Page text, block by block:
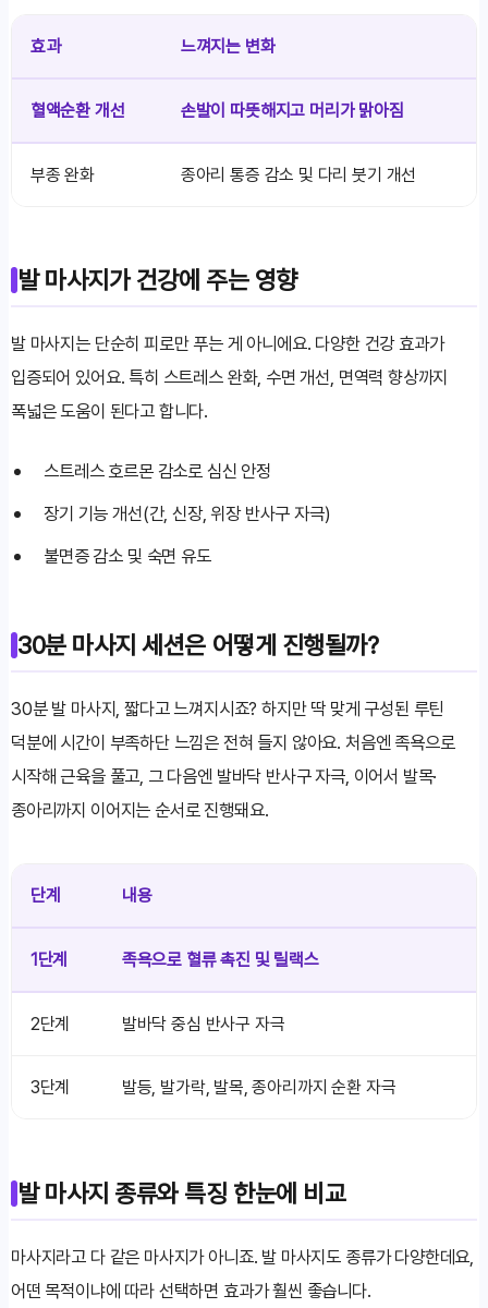
효과 느껴지는 변화
혈액순환 개선 손발이 따뜻해지고 머리가 맑아짐
부종 완화 종아리 통증 감소 및 다리 붓기 개선
발 마사지가 건강에 주는 영향
발 마사지는 단순히 피로만 푸는 게 아니에요. 다양한 건강 효과가
입증되어 있어요. 특히 스트레스 완화, 수면 개선, 면역력 향상까지
폭넓은 도움이 된다고 합니다.
스트레스 호르몬 감소로 심신 안정
장기 기능 개선(간, 신장, 위장 반사구 자극)
불면증 감소 및 숙면 유도
30분 마사지 세션은 어떻게 진행될까?
30분 발 마사지, 짧다고 느껴지시죠? 하지만 딱 맞게 구성된 루틴
덕분에 시간이 부족하단 느낌은 전혀 들지 않아요. 처음엔 족욕으로
시작해 근육을 풀고, 그 다음엔 발바닥 반사구 자극, 이어서 발목·
종아리까지 이어지는 순서로 진행돼요.
단계 내용
1단계 족욕으로 혈류 촉진 및 릴랙스
2단계 발바닥 중심 반사구 자극
3단계 발등, 발가락, 발목, 종아리까지 순환 자극
발 마사지 종류와 특징 한눈에 비교
마사지라고 다 같은 마사지가 아니죠. 발 마사지도 종류가 다양한데요,
어떤 목적이냐에 따라 선택하면 효과가 훨씬 좋습니다.